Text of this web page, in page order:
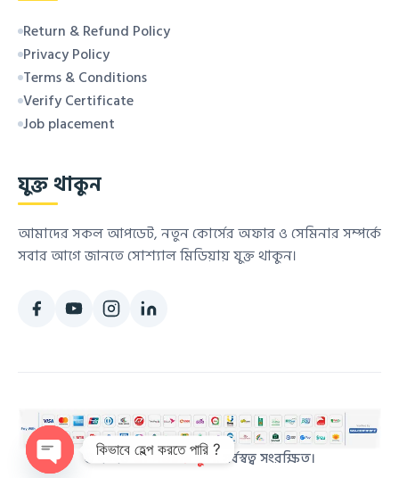
Return & Refund Policy
Privacy Policy
Terms & Conditions
Verify Certificate
Job placement
যুক্ত থাকুন
আমাদের সকল আপডেট, নতুন কোর্সের অফার ও সেমিনার সম্পর্কে
সবার আগে জানতে সোশ্যাল মিডিয়ায় যুক্ত থাকুন।
© ২০২৬ কম্পিউটার স্কুল. সর্বস্বত্ব সংরক্ষিত।
কিভাবে হেল্প করতে পারি ?